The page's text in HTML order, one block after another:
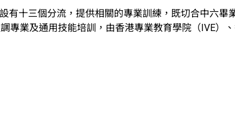
有十三個分流，提供相關的專業訓練，既切合中六畢
專業及通用技能培訓，由香港專業教育學院（IVE）
年，設計強調專業及通用技能培訓，有助同學發揮潛
程，並有機會獲豁免修讀部分課程單元。